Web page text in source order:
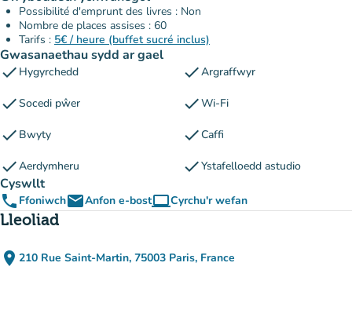
Possibilité d'emprunt des livres : Non
Nombre de places assises : 60
Tarifs : 5€ / heure (buffet sucré inclus)
Gwasanaethau sydd ar gael
check Hygyrchedd checkArgraffwyr
checkSocedi pŵer checkWi-Fi
check Bwyty checkCaffi
checkAerdymheru checkYstafelloedd astudio
Cyswllt
phone FfoniwchemailAnfon e-bostcomputerCyrchu'r wefan
(tab newydd)
Lleoliad
place 210 Rue Saint-Martin, 75003 Paris, France
(agor yn Google Maps)
(tab newydd)